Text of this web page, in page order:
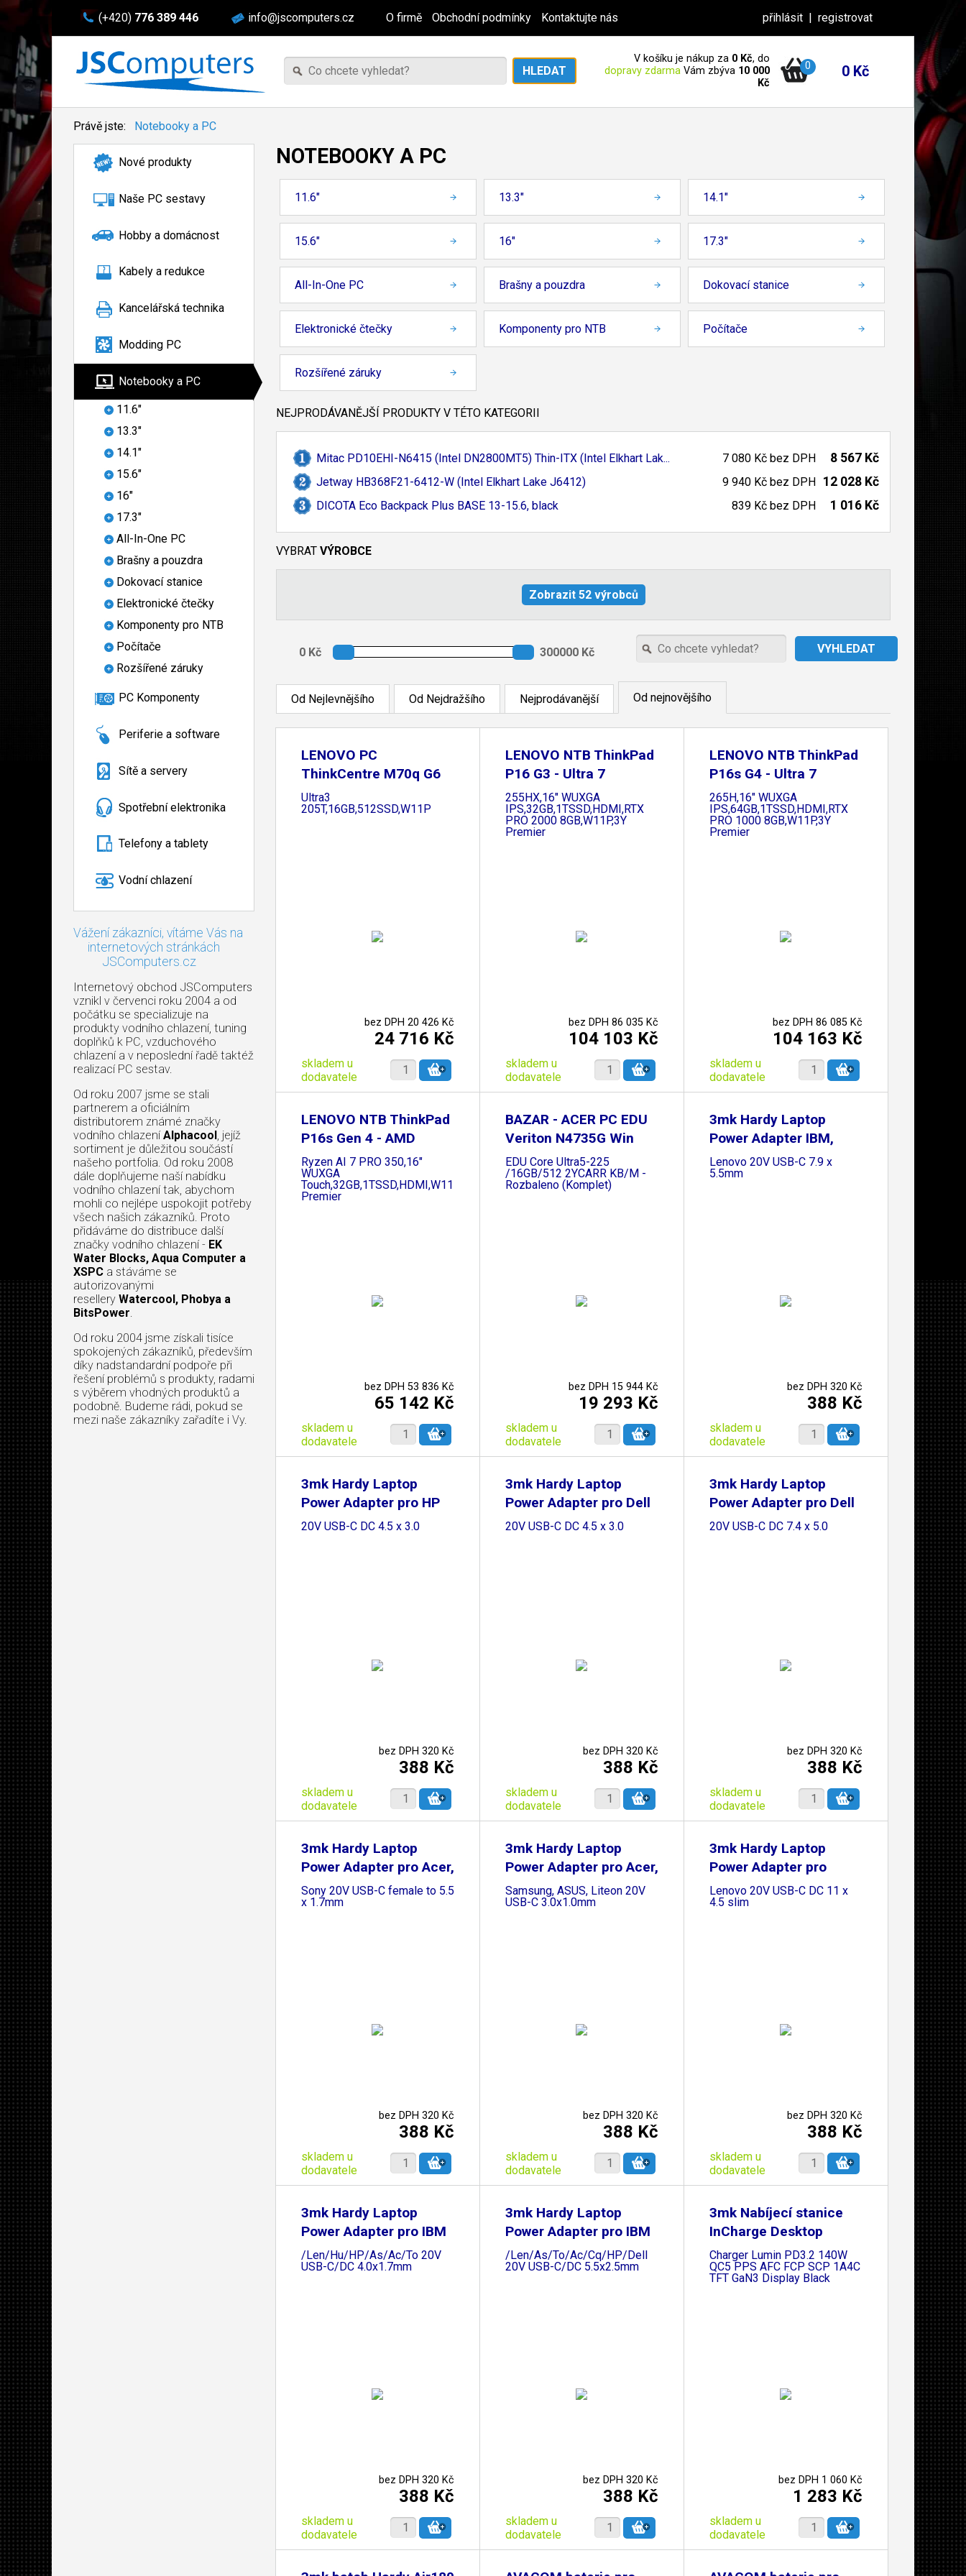
(+420) 776 389 446 info@jscomputers.cz O firmě Obchodní podmínky Kontaktujte nás přihlásit | registrovat
V košíku je nákup za 0 Kč, do
dopravy zdarma Vám zbýva 10 000
Kč
0 0 Kč
Právě jste: Notebooky a PC
Nové produkty
Naše PC sestavy
Hobby a domácnost
Kabely a redukce
Kancelářská technika
Modding PC
Notebooky a PC
11.6"
13.3"
14.1"
15.6"
16"
17.3"
All-In-One PC
Brašny a pouzdra
Dokovací stanice
Elektronické čtečky
Komponenty pro NTB
Počítače
Rozšířené záruky
PC Komponenty
Periferie a software
Sítě a servery
Spotřební elektronika
Telefony a tablety
Vodní chlazení
Vážení zákazníci, vítáme Vás na
internetových stránkách
JSComputers.cz
Internetový obchod JSComputers
vznikl v červenci roku 2004 a od
počátku se specializuje na
produkty vodního chlazení, tuning
doplňků k PC, vzduchového
chlazení a v neposlední řadě taktéž
realizací PC sestav.
Od roku 2007 jsme se stali
partnerem a oficiálním
distributorem známé značky
vodního chlazení Alphacool, jejíž
sortiment je důležitou součástí
našeho portfolia. Od roku 2008
dále doplňujeme naší nabídku
vodního chlazení tak, abychom
mohli co nejlépe uspokojit potřeby
všech našich zákazníků. Proto
přidáváme do distribuce další
značky vodního chlazení - EK
Water Blocks, Aqua Computer a
XSPC a stáváme se
autorizovanými
resellery Watercool, Phobya a
BitsPower.
Od roku 2004 jsme získali tisíce
spokojených zákazníků, především
díky nadstandardní podpoře při
řešení problémů s produkty, radami
s výběrem vhodných produktů a
podobně. Budeme rádi, pokud se
mezi naše zákazníky zařadíte i Vy.
NOTEBOOKY A PC
11.6" 13.3" 14.1"
15.6" 16" 17.3"
All-In-One PC Brašny a pouzdra Dokovací stanice
Elektronické čtečky Komponenty pro NTB Počítače
Rozšířené záruky
NEJPRODÁVANĚJŠÍ PRODUKTY V TÉTO KATEGORII
Mitac PD10EHI-N6415 (Intel DN2800MT5) Thin-ITX (Intel Elkhart Lak... 7 080 Kč bez DPH 8 567 Kč
Jetway HB368F21-6412-W (Intel Elkhart Lake J6412) 9 940 Kč bez DPH 12 028 Kč
DICOTA Eco Backpack Plus BASE 13-15.6, black 839 Kč bez DPH 1 016 Kč
VYBRAT VÝROBCE
Od Nejlevnějšího Od Nejdražšího Nejprodávanější Od nejnovějšího
LENOVO PC
ThinkCentre M70q G6
Tiny -
Ultra3
205T,16GB,512SSD,W11P
bez DPH 20 426 Kč
24 716 Kč
skladem u
dodavatele
LENOVO NTB ThinkPad
P16 G3 - Ultra 7
255HX,16" WUXGA
IPS,32GB,1TSSD,HDMI,RTX
PRO 2000 8GB,W11P,3Y
Premier
bez DPH 86 035 Kč
104 103 Kč
skladem u
dodavatele
LENOVO NTB ThinkPad
P16s G4 - Ultra 7
265H,16" WUXGA
IPS,64GB,1TSSD,HDMI,RTX
PRO 1000 8GB,W11P,3Y
Premier
bez DPH 86 085 Kč
104 163 Kč
skladem u
dodavatele
LENOVO NTB ThinkPad
P16s Gen 4 - AMD
Ryzen AI 7 PRO 350,16"
WUXGA
Touch,32GB,1TSSD,HDMI,W11P,3Y
Premier
bez DPH 53 836 Kč
65 142 Kč
skladem u
dodavatele
BAZAR - ACER PC EDU
Veriton N4735G Win
EDU Core Ultra5-225
/16GB/512 2YCARR KB/M -
Rozbaleno (Komplet)
bez DPH 15 944 Kč
19 293 Kč
skladem u
dodavatele
3mk Hardy Laptop
Power Adapter IBM,
Lenovo 20V USB-C 7.9 x
5.5mm
bez DPH 320 Kč
388 Kč
skladem u
dodavatele
3mk Hardy Laptop
Power Adapter pro HP
20V USB-C DC 4.5 x 3.0
bez DPH 320 Kč
388 Kč
skladem u
dodavatele
3mk Hardy Laptop
Power Adapter pro Dell
20V USB-C DC 4.5 x 3.0
bez DPH 320 Kč
388 Kč
skladem u
dodavatele
3mk Hardy Laptop
Power Adapter pro Dell
20V USB-C DC 7.4 x 5.0
bez DPH 320 Kč
388 Kč
skladem u
dodavatele
3mk Hardy Laptop
Power Adapter pro Acer,
Sony 20V USB-C female to 5.5
x 1.7mm
bez DPH 320 Kč
388 Kč
skladem u
dodavatele
3mk Hardy Laptop
Power Adapter pro Acer,
Samsung, ASUS, Liteon 20V
USB-C 3.0x1.0mm
bez DPH 320 Kč
388 Kč
skladem u
dodavatele
3mk Hardy Laptop
Power Adapter pro
Lenovo 20V USB-C DC 11 x
4.5 slim
bez DPH 320 Kč
388 Kč
skladem u
dodavatele
3mk Hardy Laptop
Power Adapter pro IBM
/Len/Hu/HP/As/Ac/To 20V
USB-C/DC 4.0x1.7mm
bez DPH 320 Kč
388 Kč
skladem u
dodavatele
3mk Hardy Laptop
Power Adapter pro IBM
/Len/As/To/Ac/Cq/HP/Dell
20V USB-C/DC 5.5x2.5mm
bez DPH 320 Kč
388 Kč
skladem u
dodavatele
3mk Nabíjecí stanice
InCharge Desktop
Charger Lumin PD3.2 140W
QC5 PPS AFC FCP SCP 1A4C
TFT GaN3 Display Black
bez DPH 1 060 Kč
1 283 Kč
skladem u
dodavatele